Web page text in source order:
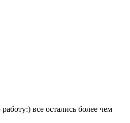
все остались более чем